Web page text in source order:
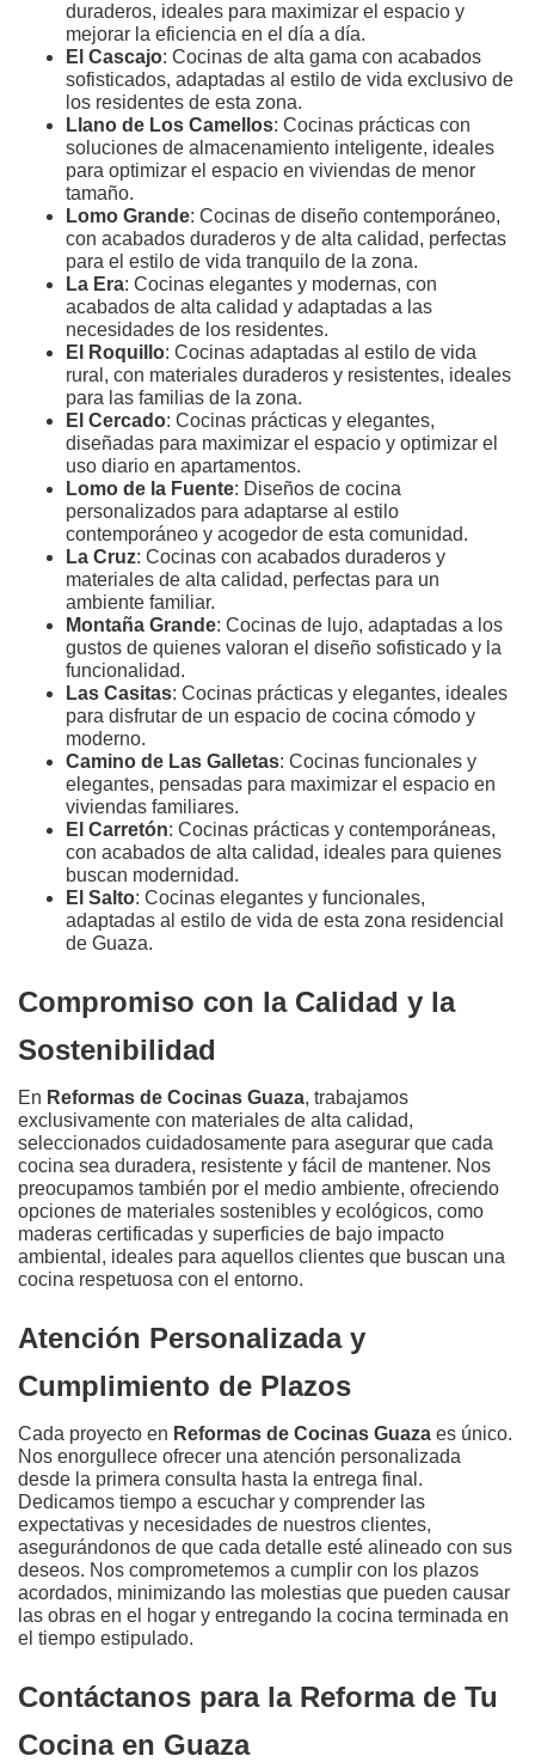
duraderos, ideales para maximizar el espacio y
mejorar la eficiencia en el día a día.
El Cascajo: Cocinas de alta gama con acabados
sofisticados, adaptadas al estilo de vida exclusivo de
los residentes de esta zona.
Llano de Los Camellos: Cocinas prácticas con
soluciones de almacenamiento inteligente, ideales
para optimizar el espacio en viviendas de menor
tamaño.
Lomo Grande: Cocinas de diseño contemporáneo,
con acabados duraderos y de alta calidad, perfectas
para el estilo de vida tranquilo de la zona.
La Era: Cocinas elegantes y modernas, con
acabados de alta calidad y adaptadas a las
necesidades de los residentes.
El Roquillo: Cocinas adaptadas al estilo de vida
rural, con materiales duraderos y resistentes, ideales
para las familias de la zona.
El Cercado: Cocinas prácticas y elegantes,
diseñadas para maximizar el espacio y optimizar el
uso diario en apartamentos.
Lomo de la Fuente: Diseños de cocina
personalizados para adaptarse al estilo
contemporáneo y acogedor de esta comunidad.
La Cruz: Cocinas con acabados duraderos y
materiales de alta calidad, perfectas para un
ambiente familiar.
Montaña Grande: Cocinas de lujo, adaptadas a los
gustos de quienes valoran el diseño sofisticado y la
funcionalidad.
Las Casitas: Cocinas prácticas y elegantes, ideales
para disfrutar de un espacio de cocina cómodo y
moderno.
Camino de Las Galletas: Cocinas funcionales y
elegantes, pensadas para maximizar el espacio en
viviendas familiares.
El Carretón: Cocinas prácticas y contemporáneas,
con acabados de alta calidad, ideales para quienes
buscan modernidad.
El Salto: Cocinas elegantes y funcionales,
adaptadas al estilo de vida de esta zona residencial
de Guaza.
Compromiso con la Calidad y la
Sostenibilidad
En Reformas de Cocinas Guaza, trabajamos
exclusivamente con materiales de alta calidad,
seleccionados cuidadosamente para asegurar que cada
cocina sea duradera, resistente y fácil de mantener. Nos
preocupamos también por el medio ambiente, ofreciendo
opciones de materiales sostenibles y ecológicos, como
maderas certificadas y superficies de bajo impacto
ambiental, ideales para aquellos clientes que buscan una
cocina respetuosa con el entorno.
Atención Personalizada y
Cumplimiento de Plazos
Cada proyecto en Reformas de Cocinas Guaza es único.
Nos enorgullece ofrecer una atención personalizada
desde la primera consulta hasta la entrega final.
Dedicamos tiempo a escuchar y comprender las
expectativas y necesidades de nuestros clientes,
asegurándonos de que cada detalle esté alineado con sus
deseos. Nos comprometemos a cumplir con los plazos
acordados, minimizando las molestias que pueden causar
las obras en el hogar y entregando la cocina terminada en
el tiempo estipulado.
Contáctanos para la Reforma de Tu
Cocina en Guaza